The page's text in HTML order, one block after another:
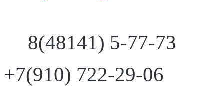
8(48141) 5-77-73
+7(910) 722-29-06